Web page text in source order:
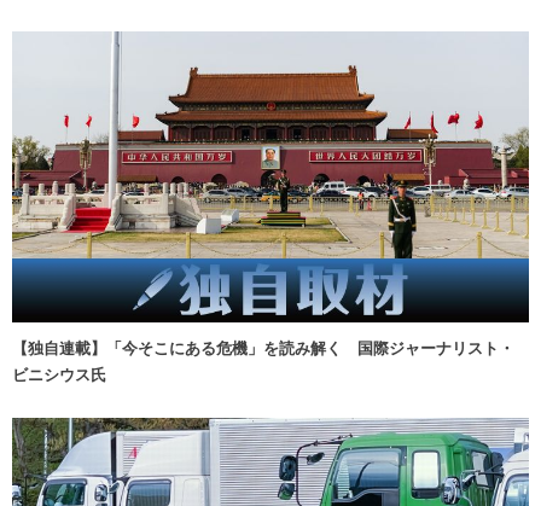
【独自連載】「今そこにある危機」を読み解く 国際ジャーナリスト・
ビニシウス氏